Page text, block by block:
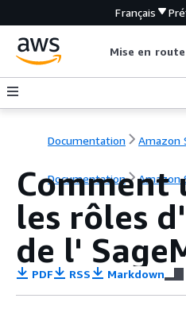
Français
Mise en route
Documentation Amazon
Documentation Amazon
Comment
les rôles
de l'
PDF RSS Markdown